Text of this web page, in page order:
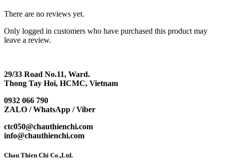
There are no reviews yet.
Only logged in customers who have purchased this product may
leave a review.
29/33 Road No.11, Ward.
Thong Tay Hoi, HCMC, Vietnam
0932 066 790
ZALO / WhatsApp / Viber
ctc050@chauthienchi.com
info@chauthienchi.com
Chau Thien Chi Co.,Ltd.